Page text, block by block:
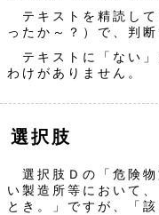
テキストを精読して
ったか～？）で、判
テキストに「ない」
わけがありません。
選択肢
選択肢Ｄの「危険物
い製造所等において
とき。」ですが、「